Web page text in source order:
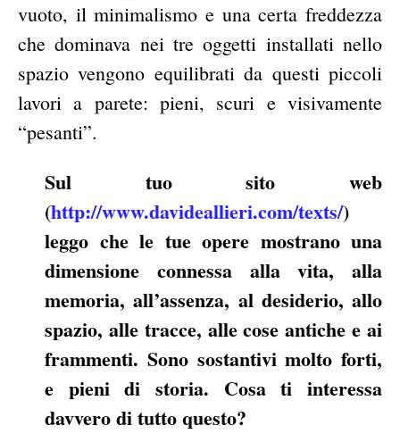
vuoto, il minimalismo e una certa freddezza
che dominava nei tre oggetti installati nello
spazio vengono equilibrati da questi piccoli
lavori a parete: pieni, scuri e visivamente
“pesanti”.
Sul tuo sito web
(http://www.davideallieri.com/texts/)
leggo che le tue opere mostrano una
dimensione connessa alla vita, alla
memoria, all’assenza, al desiderio, allo
spazio, alle tracce, alle cose antiche e ai
frammenti. Sono sostantivi molto forti,
e pieni di storia. Cosa ti interessa
davvero di tutto questo?